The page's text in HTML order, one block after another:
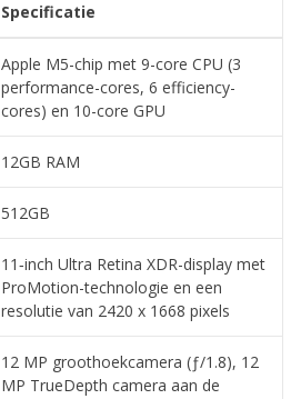
Specificatie
Apple M5-chip met 9-core CPU (3
performance-cores, 6 efficiency-
cores) en 10-core GPU
12GB RAM
512GB
11‑inch Ultra Retina XDR-display met
ProMotion-technologie en een
resolutie van 2420 x 1668 pixels
12 MP groothoekcamera (ƒ/1.8), 12
MP TrueDepth camera aan de